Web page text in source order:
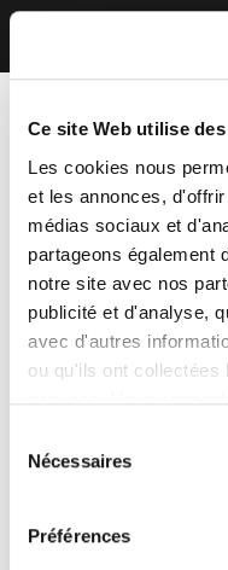
Ce site Web utilise
Les cookies nous
et les annonces,
médias sociaux et
partageons également
notre site avec nos
publicité et d'analyse,
avec d'autres
ou qu'ils ont collectées
Nécessaires
Préférences